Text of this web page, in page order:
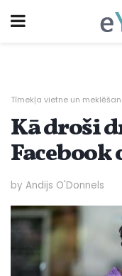
Tīmekļa vietne un
Kā droši
Facebook
by Andijs O'Donnels